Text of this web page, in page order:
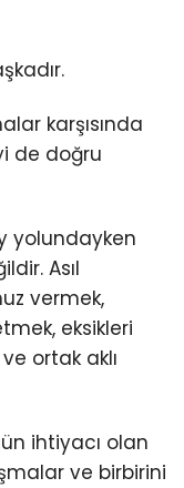
karşısında
de doğru
yolundayken
Asıl
vermek,
eksikleri
ortak aklı
ihtiyacı olan
ve birbirini